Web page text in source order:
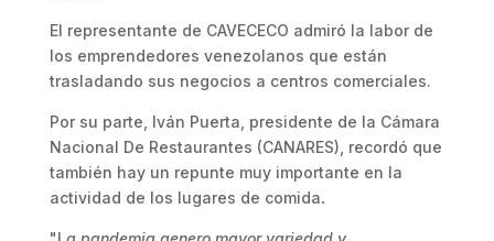
El representante de CAVECECO admiró la labor de
los emprendedores venezolanos que están
trasladando sus negocios a centros comerciales.
Por su parte, Iván Puerta, presidente de la Cámara
Nacional De Restaurantes (CANARES), recordó que
también hay un repunte muy importante en la
actividad de los lugares de comida.